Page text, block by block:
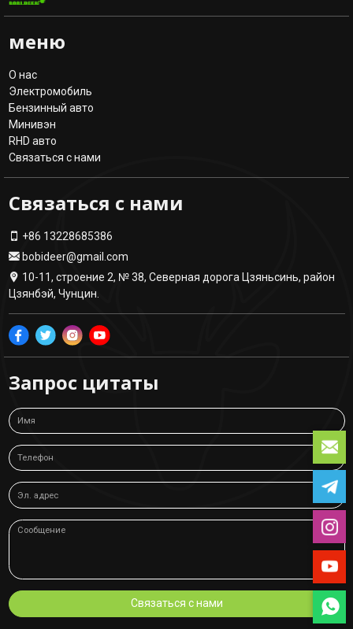
меню
О нас
Электромобиль
Бензинный авто
Минивэн
RHD авто
Связаться с нами
Связаться с нами
+86 13228685386
bobideer@gmail.com
10-11, строение 2, № 38, Северная дорога Цзяньсинь, район
Цзянбэй, Чунцин.
Запрос цитаты
Связаться с нами